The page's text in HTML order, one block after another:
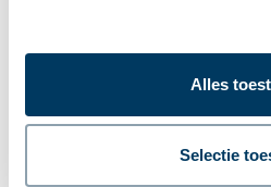
Alles
Selectie
stopcontact in de buurt
een elektrische
kan warm houden door het
de mat. Volop verkrijgbaar
en gegarandeerd een